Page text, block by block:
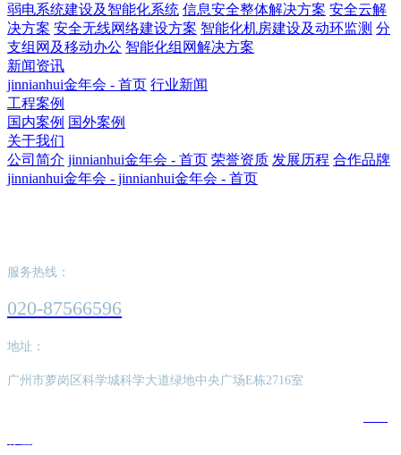
弱电系统建设及智能化系统 信息安全整体解决方案 安全云解
决方案 安全无线网络建设方案 智能化机房建设及动环监测 分
支组网及移动办公 智能化组网解决方案
新闻资讯
jinnianhui金年会 - 首页 行业新闻
工程案例
国内案例 国外案例
关于我们
公司简介 jinnianhui金年会 - 首页 荣誉资质 发展历程 合作品牌
jinnianhui金年会 - jinnianhui金年会 - 首页
服务热线：
020-87566596
地址：
广州市萝岗区科学城科学大道绿地中央广场E栋2716室